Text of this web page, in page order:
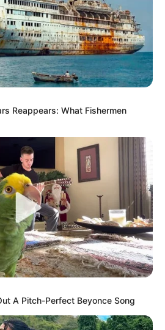
Reappears: What Fishermen
A Pitch-Perfect Beyonce Song